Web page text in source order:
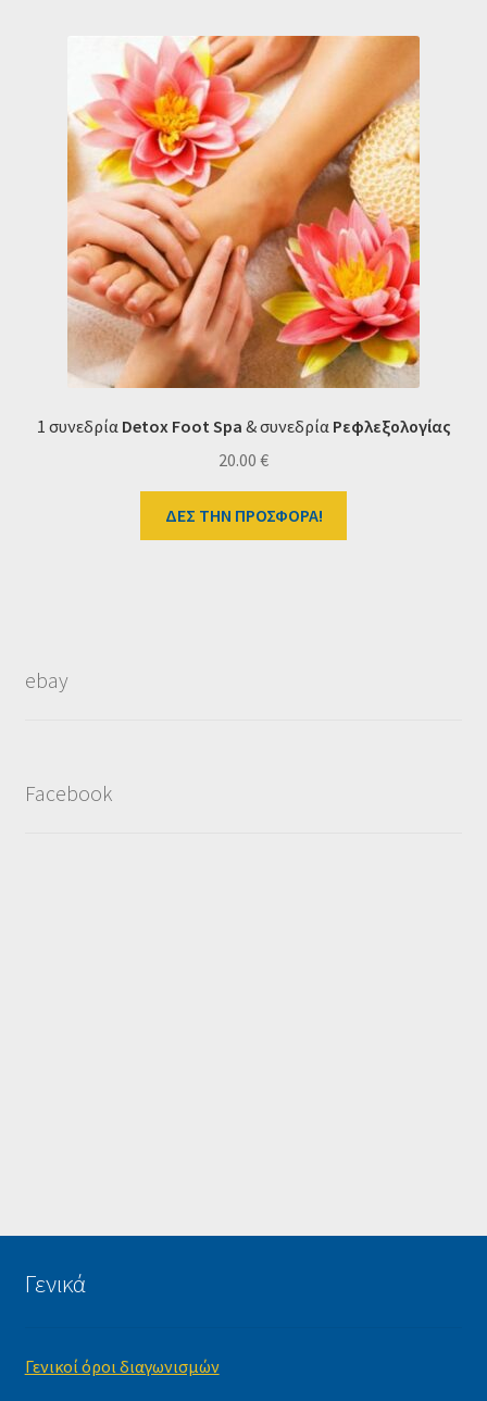
1 συνεδρία Detox Foot Spa & συνεδρία Ρεφλεξολογίας
20.00 €
ΔΕΣ ΤΗΝ ΠΡΟΣΦΟΡΑ!
ebay
Facebook
Γενικά
Γενικοί όροι διαγωνισμών